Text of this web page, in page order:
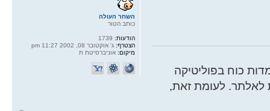
כוח בפוליטיקה
לאלתר. לעומת זאת,
השחר העולה
כותב הטור
הודעות:
הצטרף: ג' אוקטובר 08, 2002 11:27 pm
מיקום: אוניברסיטת ת